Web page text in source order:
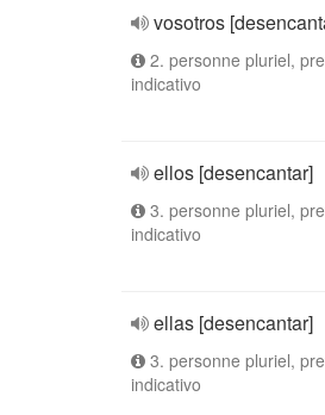
vosotros
2. personne pluriel,
indicativo
ellos [desencantar]
3. personne pluriel,
indicativo
ellas [desencantar]
3. personne pluriel,
indicativo